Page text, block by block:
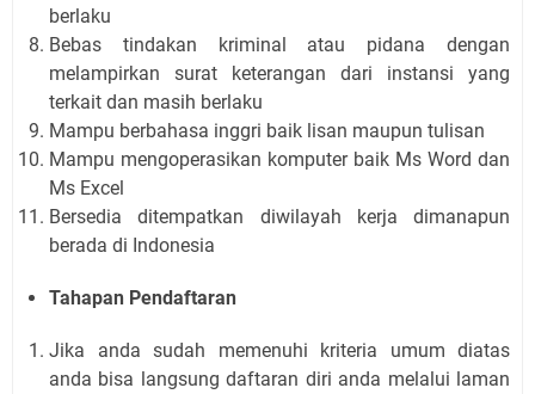
berlaku
Bebas tindakan kriminal atau pidana dengan
melampirkan surat keterangan dari instansi yang
terkait dan masih berlaku
Mampu berbahasa inggri baik lisan maupun tulisan
Mampu mengoperasikan komputer baik Ms Word dan
Ms Excel
Bersedia ditempatkan diwilayah kerja dimanapun
berada di Indonesia
Tahapan Pendaftaran
Jika anda sudah memenuhi kriteria umum diatas
anda bisa langsung daftaran diri anda melalui laman